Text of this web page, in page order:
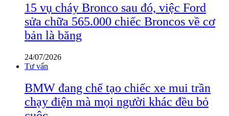
15 vụ cháy Bronco sau đó, việc Ford
sửa chữa 565.000 chiếc Broncos về cơ
bản là băng
24/07/2026
Tư vấn
BMW đang chế tạo chiếc xe mui trần
chạy điện mà mọi người khác đều bỏ